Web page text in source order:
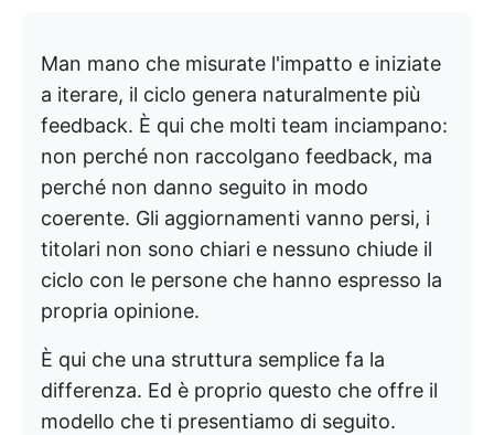
Man mano che misurate l'impatto e iniziate
a iterare, il ciclo genera naturalmente più
feedback. È qui che molti team inciampano:
non perché non raccolgano feedback, ma
perché non danno seguito in modo
coerente. Gli aggiornamenti vanno persi, i
titolari non sono chiari e nessuno chiude il
ciclo con le persone che hanno espresso la
propria opinione.
È qui che una struttura semplice fa la
differenza. Ed è proprio questo che offre il
modello che ti presentiamo di seguito.